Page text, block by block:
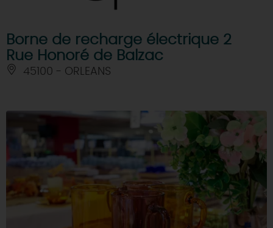
Borne de recharge électrique 2
Rue Honoré de Balzac
45100 - ORLEANS